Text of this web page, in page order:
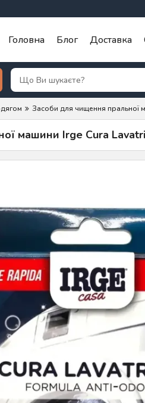
Головна Блог Доставка
Засоби для чищення пральної
машини Irge Cura